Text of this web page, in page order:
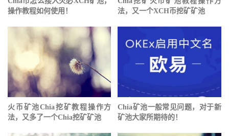
操作教程如何使用！
法，又一个XCH币挖矿矿池
⽕币矿池Chia挖矿教程操作方
法，又多了一个Chia挖矿矿池
Chia矿池一般常见问题，对于新
矿池大家所期待的！